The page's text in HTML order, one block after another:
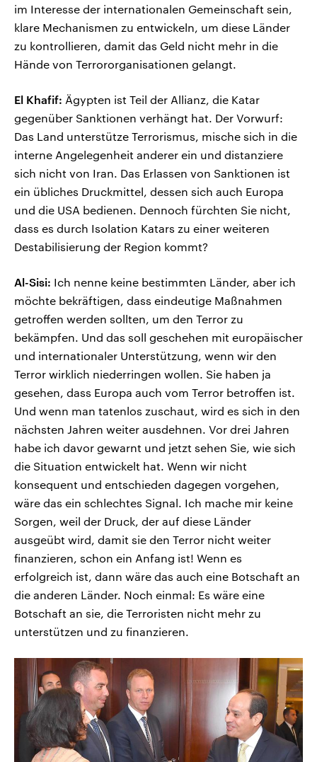
im Interesse der internationalen Gemeinschaft sein,
klare Mechanismen zu entwickeln, um diese Länder
zu kontrollieren, damit das Geld nicht mehr in die
Hände von Terrororganisationen gelangt.
El Khafif: Ägypten ist Teil der Allianz, die Katar
gegenüber Sanktionen verhängt hat. Der Vorwurf:
Das Land unterstütze Terrorismus, mische sich in die
interne Angelegenheit anderer ein und distanziere
sich nicht von Iran. Das Erlassen von Sanktionen ist
ein übliches Druckmittel, dessen sich auch Europa
und die USA bedienen. Dennoch fürchten Sie nicht,
dass es durch Isolation Katars zu einer weiteren
Destabilisierung der Region kommt?
Al-Sisi: Ich nenne keine bestimmten Länder, aber ich
möchte bekräftigen, dass eindeutige Maßnahmen
getroffen werden sollten, um den Terror zu
bekämpfen. Und das soll geschehen mit europäischer
und internationaler Unterstützung, wenn wir den
Terror wirklich niederringen wollen. Sie haben ja
gesehen, dass Europa auch vom Terror betroffen ist.
Und wenn man tatenlos zuschaut, wird es sich in den
nächsten Jahren weiter ausdehnen. Vor drei Jahren
habe ich davor gewarnt und jetzt sehen Sie, wie sich
die Situation entwickelt hat. Wenn wir nicht
konsequent und entschieden dagegen vorgehen,
wäre das ein schlechtes Signal. Ich mache mir keine
Sorgen, weil der Druck, der auf diese Länder
ausgeübt wird, damit sie den Terror nicht weiter
finanzieren, schon ein Anfang ist! Wenn es
erfolgreich ist, dann wäre das auch eine Botschaft an
die anderen Länder. Noch einmal: Es wäre eine
Botschaft an sie, die Terroristen nicht mehr zu
unterstützen und zu finanzieren.